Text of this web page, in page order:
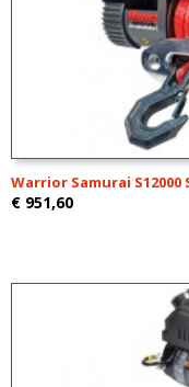
Warrior Samurai S12000
€ 951,60